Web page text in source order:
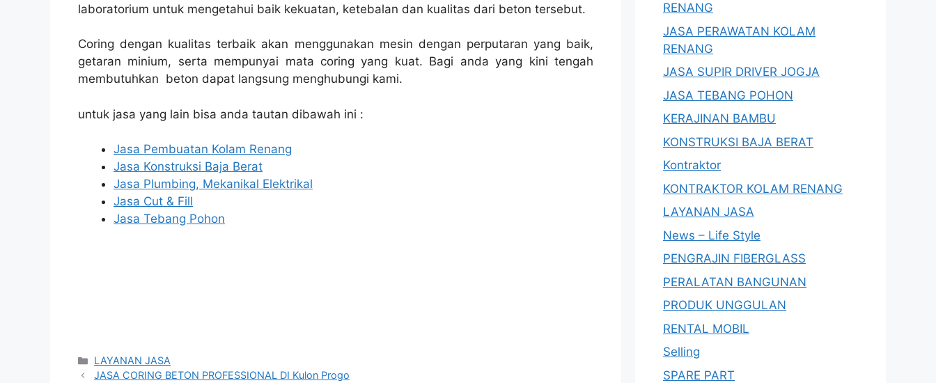
laboratorium untuk mengetahui baik kekuatan, ketebalan dan kualitas dari beton tersebut.
Coring dengan kualitas terbaik akan menggunakan mesin dengan perputaran yang baik,
getaran minium, serta mempunyai mata coring yang kuat. Bagi anda yang kini tengah
membutuhkan beton dapat langsung menghubungi kami.
untuk jasa yang lain bisa anda tautan dibawah ini :
Jasa Pembuatan Kolam Renang
Jasa Konstruksi Baja Berat
Jasa Plumbing, Mekanikal Elektrikal
Jasa Cut & Fill
Jasa Tebang Pohon
Categories
LAYANAN JASA
JASA CORING BETON PROFESSIONAL DI Kulon Progo
RENANG
JASA PERAWATAN KOLAM
RENANG
JASA SUPIR DRIVER JOGJA
JASA TEBANG POHON
KERAJINAN BAMBU
KONSTRUKSI BAJA BERAT
Kontraktor
KONTRAKTOR KOLAM RENANG
LAYANAN JASA
News – Life Style
PENGRAJIN FIBERGLASS
PERALATAN BANGUNAN
PRODUK UNGGULAN
RENTAL MOBIL
Selling
SPARE PART